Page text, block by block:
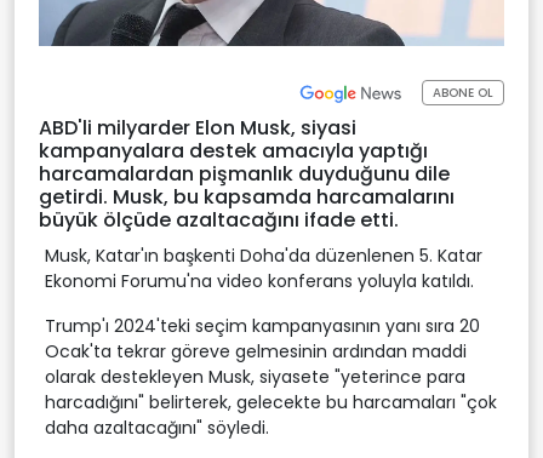
ABONE OL
ABD'li milyarder Elon Musk, siyasi
kampanyalara destek amacıyla yaptığı
harcamalardan pişmanlık duyduğunu dile
getirdi. Musk, bu kapsamda harcamalarını
büyük ölçüde azaltacağını ifade etti.
Musk, Katar'ın başkenti Doha'da düzenlenen 5. Katar
Ekonomi Forumu'na video konferans yoluyla katıldı.
Trump'ı 2024'teki seçim kampanyasının yanı sıra 20
Ocak'ta tekrar göreve gelmesinin ardından maddi
olarak destekleyen Musk, siyasete "yeterince para
harcadığını" belirterek, gelecekte bu harcamaları "çok
daha azaltacağını" söyledi.